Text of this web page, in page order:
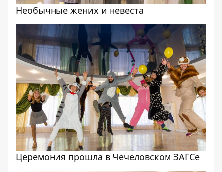
Необычные жених и невеста
Церемония прошла в Чечеловском ЗАГСе